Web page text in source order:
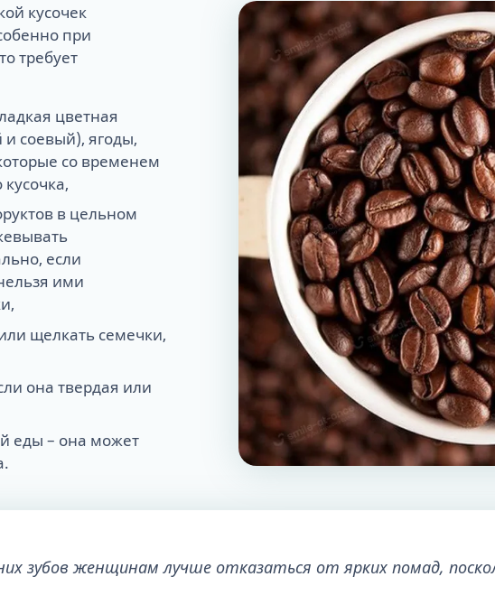
кусочек
при
требует
цветная
и соевый), ягоды,
со временем
в цельном
если
ими
щелкать семечки,
она твердая или
еды – она может
зубов женщинам лучше отказаться от ярких помад,